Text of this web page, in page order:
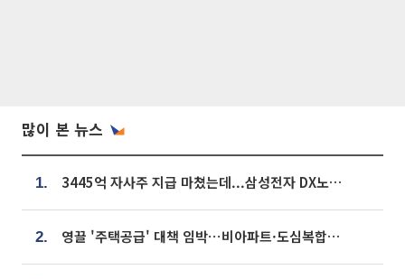
많이 본 뉴스
1. 3445억 자사주 지급 마쳤는데...삼성전자 DX노조, 뒤늦은 '떼쓰기 집회'
2. 영끌 '주택공급' 대책 임박⋯비아파트·도심복합까지 총동원